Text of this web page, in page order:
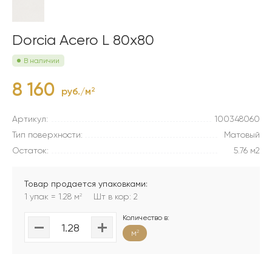
Dorcia Acero L 80x80
В наличии
8 160 руб./м2
Артикул:
100348060
Тип поверхности:
Матовый
Остаток:
5.76 м2
Товар продается упаковками:
1 упак = 1.28 м2 Шт в кор: 2
Количество в:
м2